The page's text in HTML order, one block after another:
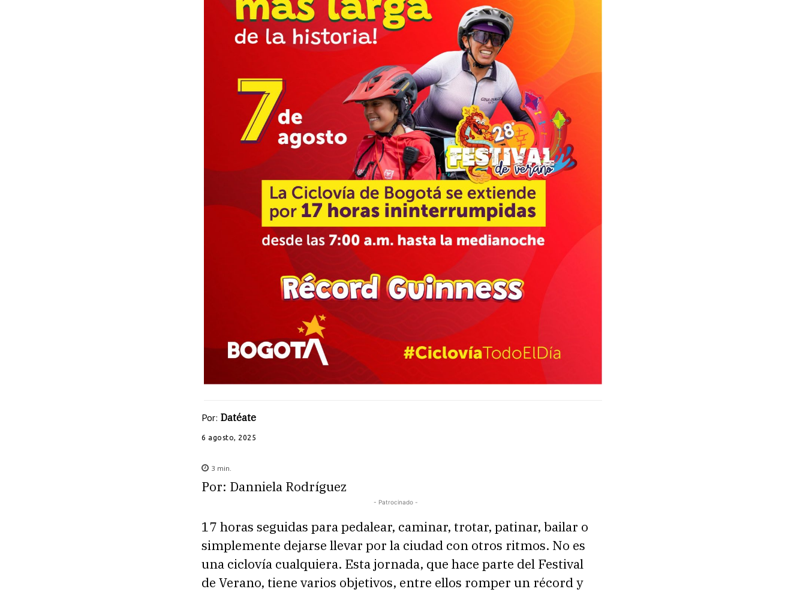
Por: Datéate
6 agosto, 2025
3 min.
Por: Danniela Rodríguez
- Patrocinado -
17 horas seguidas para pedalear, caminar, trotar, patinar, bailar o
simplemente dejarse llevar por la ciudad con otros ritmos. No es
una ciclovía cualquiera. Esta jornada, que hace parte del Festival
de Verano, tiene varios objetivos, entre ellos romper un récord y